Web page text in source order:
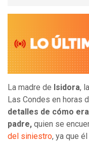
La madre de Isidora,
Las Condes en horas
detalles de cómo
padre, quien se
del siniestro, ya que